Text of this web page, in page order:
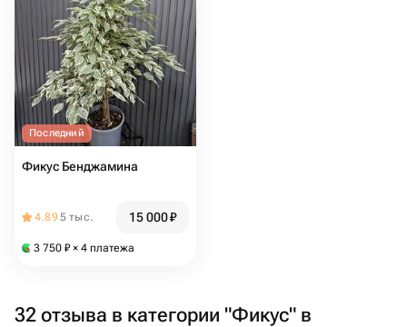
Последний
Фикус Бенджамина
4.895 тыс. 15 000₽
3 750 ₽ × 4 платежа
32 отзыва в категории "Фикус" в